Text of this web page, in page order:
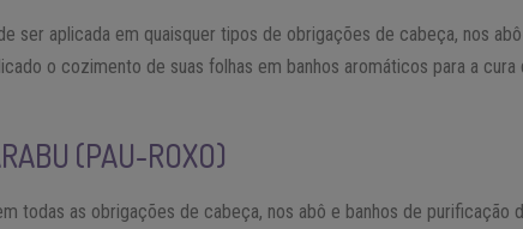
ser aplicada em quaisquer tipos de obrigações de cabeça, nos
o cozimento de suas folhas em banhos aromáticos para a
(PAU-ROXO)
todas as obrigações de cabeça, nos abô e banhos de purificação